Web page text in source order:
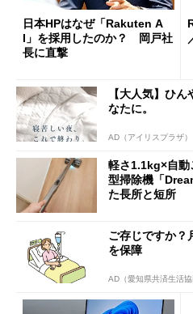
日本HPはなぜ「Rakuten A
I」を採用したのか？ 岡戸社
長に直撃
【大人気】ひ
なたに。
AD（アイリスプラザ）
軽さ1.1kg×自動
型掃除機「
た長所と短所
ご存じですか？
を保障
AD（愛知県共済生活協